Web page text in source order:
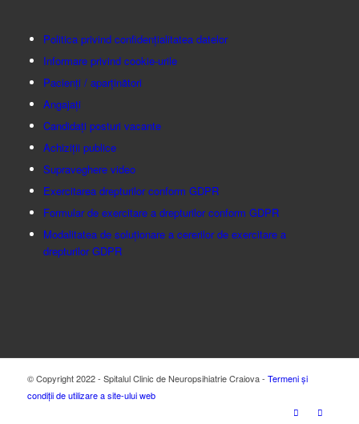
Politica privind confidențialitatea datelor
Informare privind cookie-urile
Pacienți / aparținători
Angajați
Candidați posturi vacante
Achiziții publice
Supraveghere video
Exercitarea drepturilor conform GDPR
Formular de exercitare a drepturilor conform GDPR
Modalitatea de soluționare a cererilor de exercitare a
drepturilor GDPR
© Copyright 2022 - Spitalul Clinic de Neuropsihiatrie Craiova - Termeni și
condiții de utilizare a site-ului web